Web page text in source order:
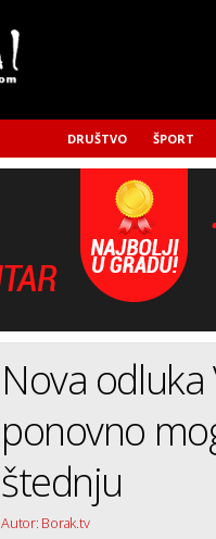
DRUŠTVO ŠPORT
Nova
ponovno
štednju
Autor: Borak.tv